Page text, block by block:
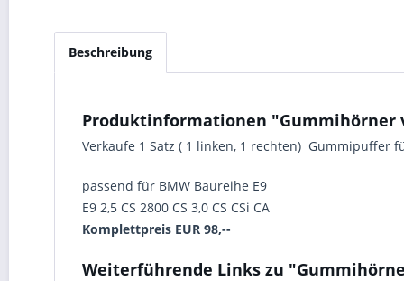
Beschreibung
Produktinformationen "Gummihörner
Verkaufe 1 Satz ( 1 linken, 1 rechten) Gummipuffer
passend für BMW Baureihe E9
E9 2,5 CS 2800 CS 3,0 CS CSi CA
Komplettpreis EUR 98,--
Weiterführende Links zu